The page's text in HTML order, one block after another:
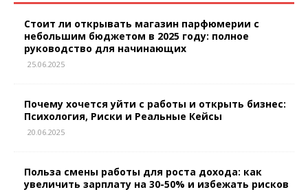
Стоит ли открывать магазин парфюмерии с
небольшим бюджетом в 2025 году: полное
руководство для начинающих
25.06.2025
Почему хочется уйти с работы и открыть бизнес:
Психология, Риски и Реальные Кейсы
20.06.2025
Польза смены работы для роста дохода: как
увеличить зарплату на 30-50% и избежать рисков